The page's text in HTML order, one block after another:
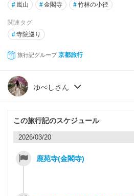
# 嵐山 #金閣寺 #竹林の小径
関連タグ
#寺院巡り
旅行記グループ 京都旅行
ゆべしさん
この旅行記のスケジュール
2026/03/20
鹿苑寺(金閣寺)